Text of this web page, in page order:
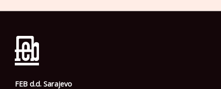
FEB d.d. Sarajevo